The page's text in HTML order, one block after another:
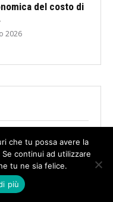
del costo di
2026
che tu possa avere la
continui ad utilizzare
tu ne sia felice.
più